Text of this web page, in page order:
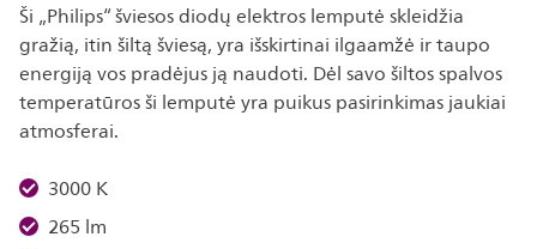
Ši „Philips“ šviesos diodų elektros lemputė skleidžia
gražią, itin šiltą šviesą, yra išskirtinai ilgaamžė ir taupo
energiją vos pradėjus ją naudoti. Dėl savo šiltos spalvos
temperatūros ši lemputė yra puikus pasirinkimas jaukiai
atmosferai.
3000 K
265 lm